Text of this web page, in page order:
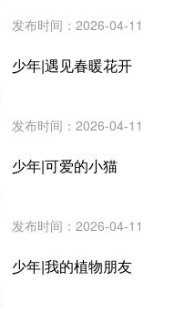
发布时间：2026-04-11
少年|遇见春暖花开
发布时间：2026-04-11
少年|可爱的小猫
发布时间：2026-04-11
少年|我的植物朋友